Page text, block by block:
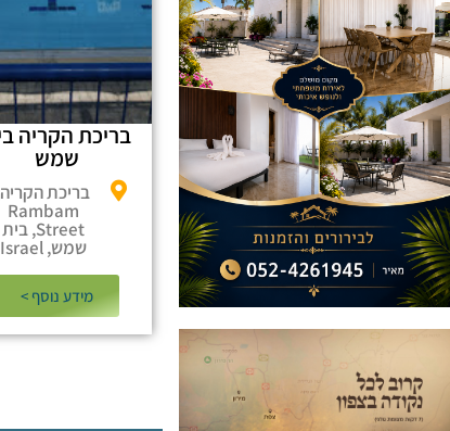
בריכת הקריה
שמש
בריכת
Rambam
Street, בית
שמש, Israel
מידע נוסף >​